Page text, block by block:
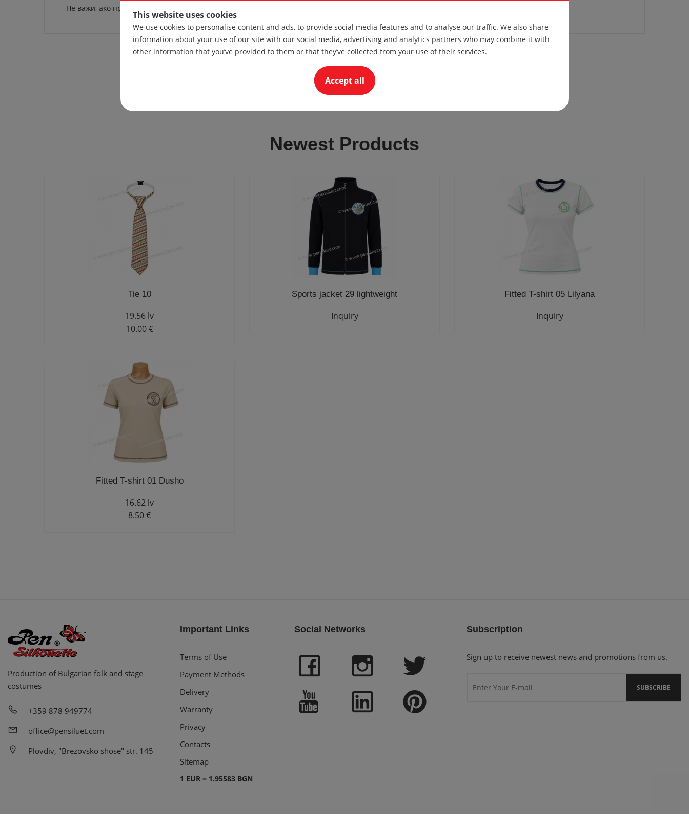
Не важи, ако продуктът се изработи от други материали.
Newest Products
Tie 10
19.56 lv
10.00 €
Sports jacket 29 lightweight
Inquiry
Fitted T-shirt 05 Lilyana
Inquiry
Fitted T-shirt 01 Dusho
16.62 lv
8.50 €
Production of Bulgarian folk and stage
costumes
+359 878 949774
office@pensiluet.com
Plovdiv, "Brezovsko shose" str. 145
Important Links
Terms of Use
Payment Methods
Delivery
Warranty
Privacy
Contacts
Sitemap
1 EUR = 1.95583 BGN
Social Networks Subscription
Sign up to receive newest news and promotions from us.
This website uses cookies
We use cookies to personalise content and ads, to provide social media features and to analyse our traffic. We also share
information about your use of our site with our social media, advertising and analytics partners who may combine it with
other information that you’ve provided to them or that they’ve collected from your use of their services.
Accept all